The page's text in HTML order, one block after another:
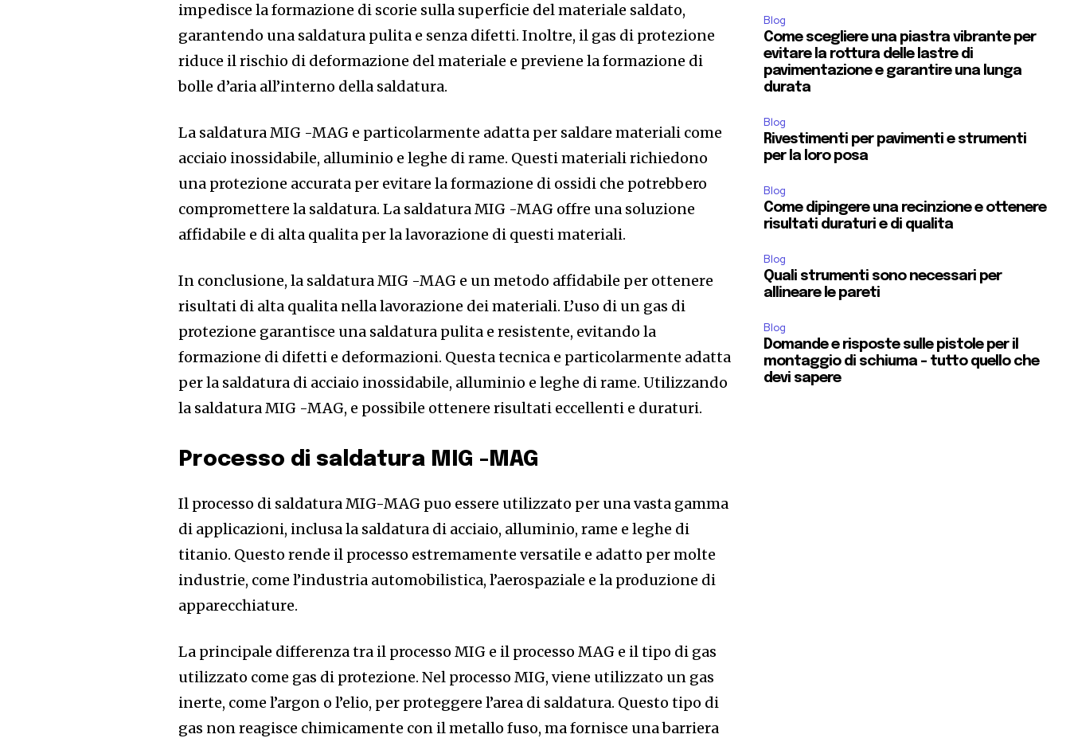
impedisce la formazione di scorie sulla superficie del materiale saldato,
garantendo una saldatura pulita e senza difetti. Inoltre, il gas di protezione
riduce il rischio di deformazione del materiale e previene la formazione di
bolle d’aria all’interno della saldatura.
La saldatura MIG -MAG e particolarmente adatta per saldare materiali come
acciaio inossidabile, alluminio e leghe di rame. Questi materiali richiedono
una protezione accurata per evitare la formazione di ossidi che potrebbero
compromettere la saldatura. La saldatura MIG -MAG offre una soluzione
affidabile e di alta qualita per la lavorazione di questi materiali.
In conclusione, la saldatura MIG -MAG e un metodo affidabile per ottenere
risultati di alta qualita nella lavorazione dei materiali. L’uso di un gas di
protezione garantisce una saldatura pulita e resistente, evitando la
formazione di difetti e deformazioni. Questa tecnica e particolarmente adatta
per la saldatura di acciaio inossidabile, alluminio e leghe di rame. Utilizzando
la saldatura MIG -MAG, e possibile ottenere risultati eccellenti e duraturi.
Processo di saldatura MIG -MAG
Il processo di saldatura MIG-MAG puo essere utilizzato per una vasta gamma
di applicazioni, inclusa la saldatura di acciaio, alluminio, rame e leghe di
titanio. Questo rende il processo estremamente versatile e adatto per molte
industrie, come l’industria automobilistica, l’aerospaziale e la produzione di
apparecchiature.
La principale differenza tra il processo MIG e il processo MAG e il tipo di gas
utilizzato come gas di protezione. Nel processo MIG, viene utilizzato un gas
inerte, come l’argon o l’elio, per proteggere l’area di saldatura. Questo tipo di
gas non reagisce chimicamente con il metallo fuso, ma fornisce una barriera
Blog
Come scegliere una piastra vibrante per
evitare la rottura delle lastre di
pavimentazione e garantire una lunga
durata
Blog
Rivestimenti per pavimenti e strumenti
per la loro posa
Blog
Come dipingere una recinzione e ottenere
risultati duraturi e di qualita
Blog
Quali strumenti sono necessari per
allineare le pareti
Blog
Domande e risposte sulle pistole per il
montaggio di schiuma – tutto quello che
devi sapere